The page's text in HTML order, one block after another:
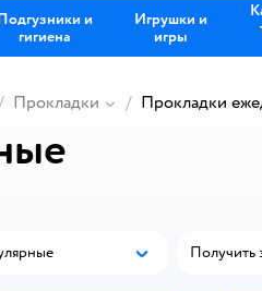
и
гигиена
Игрушки и
игры
Прокладки Прокладки
Популярные Получить